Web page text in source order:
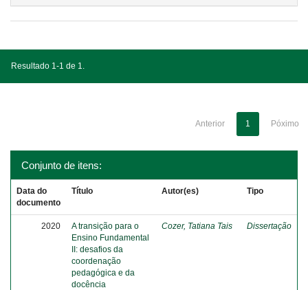
Resultado 1-1 de 1.
Anterior 1 Póximo
Conjunto de itens:
Data do
documento
Título Autor(es) Tipo
2020
A transição para o
Ensino Fundamental
II: desafios da
coordenação
pedagógica e da
docência
Cozer, Tatiana Tais Dissertação